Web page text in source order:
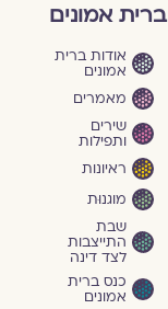
ברית אמונים
אודות ברית
אמונים
מאמרים
שירים
ותפילות
ראיונות
מוגנוּת
שבת
התייצבות
לצד דינה
כנס ברית
אמונים